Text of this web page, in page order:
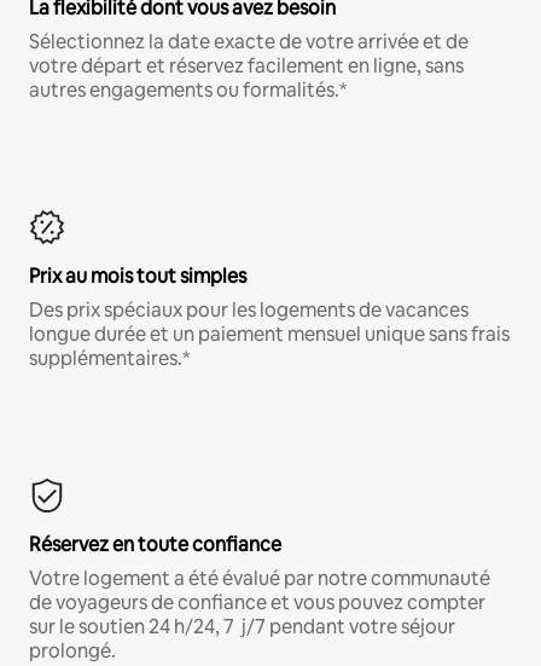
La flexibilité dont vous avez besoin
Sélectionnez la date exacte de votre arrivée et de
votre départ et réservez facilement en ligne, sans
autres engagements ou formalités.*
Prix au mois tout simples
Des prix spéciaux pour les logements de vacances
longue durée et un paiement mensuel unique sans frais
supplémentaires.*
Réservez en toute confiance
Votre logement a été évalué par notre communauté
de voyageurs de confiance et vous pouvez compter
sur le soutien 24 h/24, 7 j/7 pendant votre séjour
prolongé.